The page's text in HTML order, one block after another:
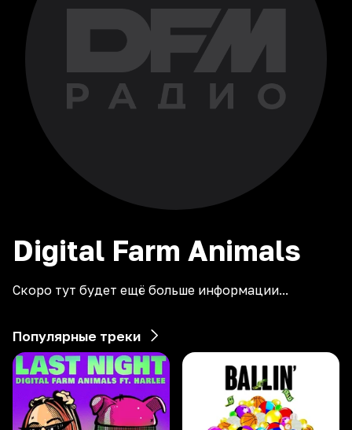
Digital Farm Animals
Скоро тут будет ещё больше информации...
Популярные треки